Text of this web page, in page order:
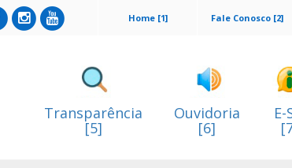
Fale Conosco [2]
Home [1]
Transparência
[5]
Ouvidoria
[6]
E-